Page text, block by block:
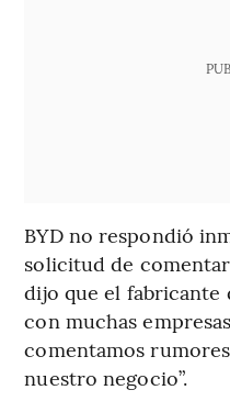
BYD no respondió
solicitud de
dijo que el fabricante
con muchas
comentamos
nuestro negocio”.